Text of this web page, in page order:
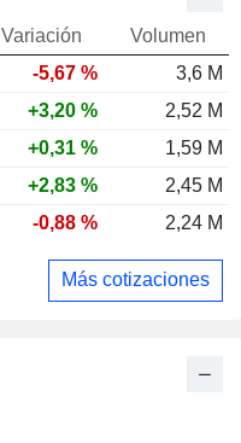
Variación
Volumen
-5,67 %
3,6 M
+3,20 %
2,52 M
+0,31 %
1,59 M
+2,83 %
2,45 M
-0,88 % 2,24 M
Más cotizaciones